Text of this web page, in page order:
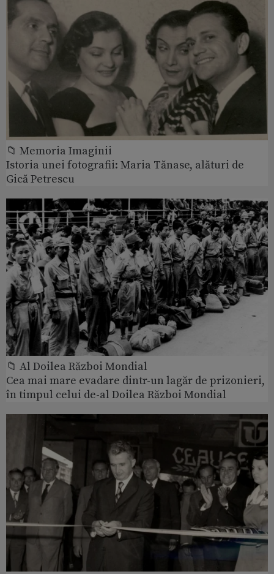
📁 Memoria Imaginii
Istoria unei fotografii: Maria Tănase, alături de
Gică Petrescu
📁 Al Doilea Război Mondial
Cea mai mare evadare dintr-un lagăr de prizonieri,
în timpul celui de-al Doilea Război Mondial